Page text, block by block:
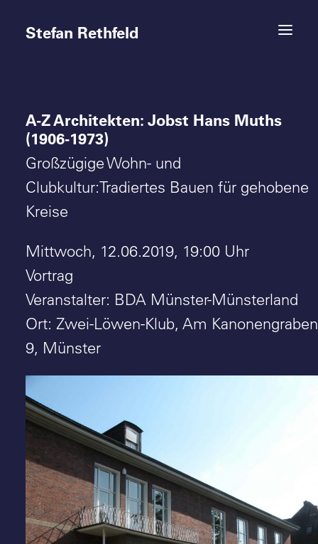
Stefan Rethfeld
Termine
Projekte
Suche
A-Z Architekten: Jobst Hans Muths
(1906-1973)
Großzügige Wohn- und
Clubkultur:Tradiertes Bauen für gehobene
Kreise
Mittwoch, 12.06.2019, 19:00 Uhr
Vortrag
Veranstalter: BDA Münster-Münsterland
Ort: Zwei-Löwen-Klub, Am Kanonengraben
9, Münster